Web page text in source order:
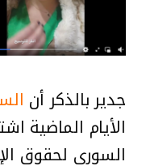
جدير بالذكر أن
الأيام الماضية